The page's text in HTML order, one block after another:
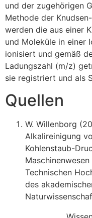
und der zugehörigen
Methode der
werden die aus einer
und Moleküle in einer
ionisiert und gemäß
Ladungszahl (m/z)
sie registriert und als
Quellen
W. Willenborg
Alkalireinigung
Kohlenstaub-
Technischen
des